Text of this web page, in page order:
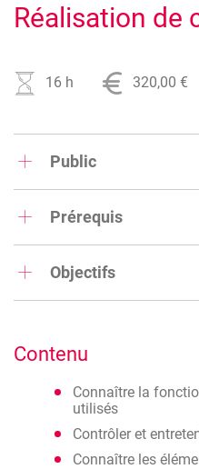
Réalisation de
16 h 320,00 €
Public
Prérequis
Objectifs
Contenu
Connaître la
utilisés
Contrôler et
Connaître les